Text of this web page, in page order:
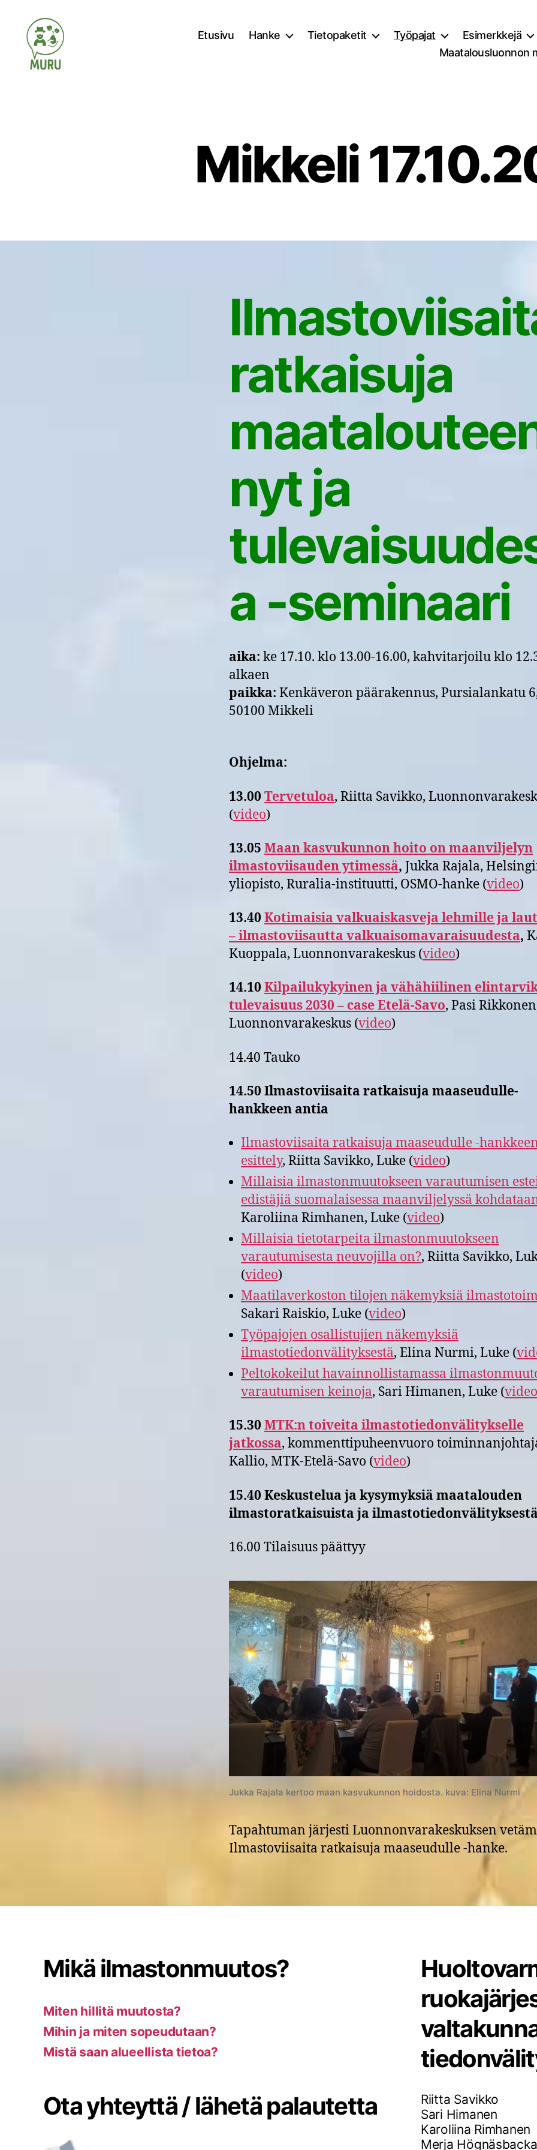
Etusivu Hanke Tietopaketit Työpajat
Esimerkkejä
Maatalousluonnon
Mikkeli
ratkaisuja
nyt ja
a -seminaari
aika: ke 17.10. klo 13.00-16.00, kahvitarjoilu klo
alkaen
paikka: Kenkäveron päärakennus, Pursialankatu
50100 Mikkeli
Ohjelma:
13.00 Tervetuloa, Riitta Savikko,
(video)
13.05 Maan kasvukunnon hoito on maanviljelyn
ilmastoviisauden ytimessä, Jukka Rajala,
yliopisto, Ruralia-instituutti, OSMO-hanke (video)
13.40 Kotimaisia valkuaiskasveja lehmille ja
– ilmastoviisautta valkuaisomavaraisuudesta,
Kuoppala, Luonnonvarakeskus (video)
14.10 Kilpailukykyinen ja vähähiilinen
tulevaisuus 2030 – case Etelä-Savo, Pasi
Luonnonvarakeskus (video)
14.40 Tauko
14.50 Ilmastoviisaita ratkaisuja maaseudulle-
hankkeen antia
Ilmastoviisaita ratkaisuja maaseudulle -
esittely, Riitta Savikko, Luke (video)
Millaisia ilmastonmuutokseen varautumisen
edistäjiä suomalaisessa maanviljelyssä
Karoliina Rimhanen, Luke (video)
Millaisia tietotarpeita ilmastonmuutokseen
varautumisesta neuvojilla on?, Riitta Savikko,
(video)
Maatilaverkoston tilojen näkemyksiä
Sakari Raiskio, Luke (video)
Työpajojen osallistujien näkemyksiä
ilmastotiedonvälityksestä, Elina Nurmi, Luke (
Peltokokeilut havainnollistamassa
varautumisen keinoja, Sari Himanen, Luke (video
15.30 MTK:n toiveita ilmastotiedonvälitykselle
jatkossa, kommenttipuheenvuoro
Kallio, MTK-Etelä-Savo (video)
15.40 Keskustelua ja kysymyksiä maatalouden
ilmastoratkaisuista ja
16.00 Tilaisuus päättyy
Jukka Rajala kertoo maan kasvukunnon hoidosta. kuva: Elina Nurmi
Tapahtuman järjesti Luonnonvarakeskuksen
Ilmastoviisaita ratkaisuja maaseudulle -hanke.
Mikä ilmastonmuutos?
Miten hillitä muutosta?
Mihin ja miten sopeudutaan?
Mistä saan alueellista tietoa?
Ota yhteyttä / lähetä palautetta
Riitta Savikko
Sari Himanen
Karoliina Rimhanen
Merja Högnäsbacka